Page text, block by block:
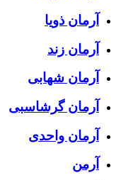
آرمان ذویا
آرمان زند
آرمان شهابی
آرمان گرشاسبی
آرمان واحدی
آرمن